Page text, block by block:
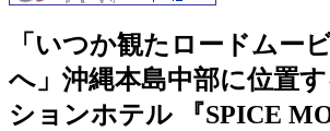
「いつか観たロードムー
へ」沖縄本島中部に位置
ションホテル 『SPICE